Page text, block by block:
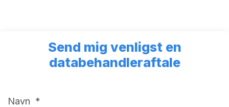
Send mig venligst en
databehandleraftale
Navn